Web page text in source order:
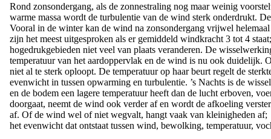
Rond zonsondergang, als de zonnestraling nog maar weinig
warme massa wordt de turbulentie van de wind sterk onderdrukt.
Vooral in de winter kan de wind na zonsondergang vrijwel
zijn het meest uitgesproken als er gemiddeld windkracht 3 tot 4
hogedrukgebieden niet veel van plaats veranderen. De
temperatuur van het aardoppervlak en de wind is nu ook duidelijk.
niet al te sterk oploopt. De temperatuur op haar beurt regelt de
evenwicht in tussen opwarming en turbulentie. ’s Nachts is de
en de bodem een lagere temperatuur heeft dan de lucht erboven,
doorgaat, neemt de wind ook verder af en wordt de afkoeling
af. Of de wind wel of niet wegvalt, hangt vaak van kleinigheden af;
het evenwicht dat ontstaat tussen wind, bewolking, temperatuur,